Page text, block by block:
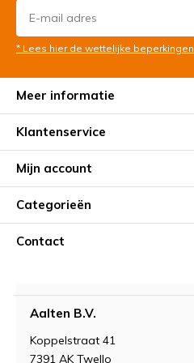
* Lees hier de wettelijke beperkingen
Meer informatie
Klantenservice
Mijn account
Categorieën
Contact
Aalten B.V.
Koppelstraat 41
7391 AK Twello